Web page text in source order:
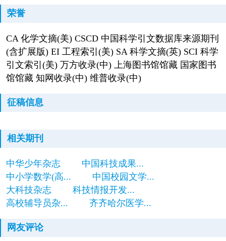
荣誉
CA 化学文摘(美) CSCD 中国科学引文数据库来源期刊
(含扩展版) EI 工程索引(美) SA 科学文摘(英) SCI 科学
引文索引(美) 万方收录(中) 上海图书馆馆藏 国家图书
馆馆藏 知网收录(中) 维普收录(中)
征稿信息
相关期刊
中华少年杂志
中国科技成果...
中小学数学(高...
中国校园文学...
大科技杂志
科技情报开发...
高校辅导员杂...
齐齐哈尔医学...
网友评论